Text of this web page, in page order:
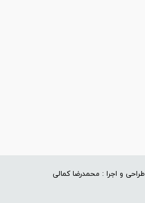
طراحی و اجرا : محمدرضا کمالی